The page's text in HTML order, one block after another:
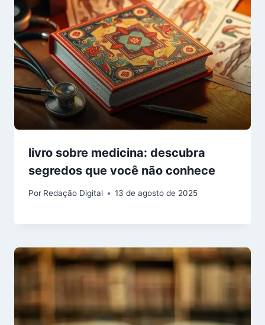
livro sobre medicina: descubra
segredos que você não conhece
Por Redação Digital 13 de agosto de 2025